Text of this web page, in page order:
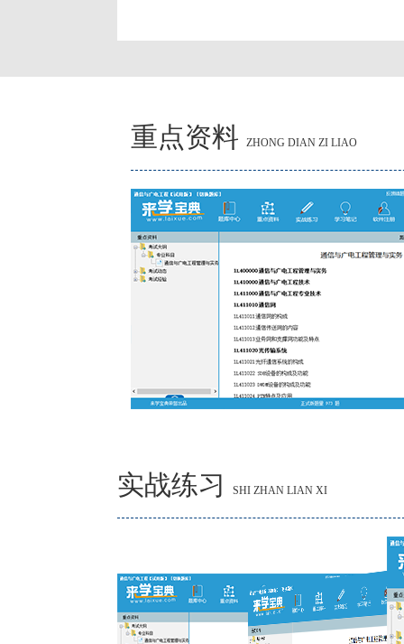
重点资料 ZHONG DIAN ZI LIAO
实战练习 SHI ZHAN LIAN XI